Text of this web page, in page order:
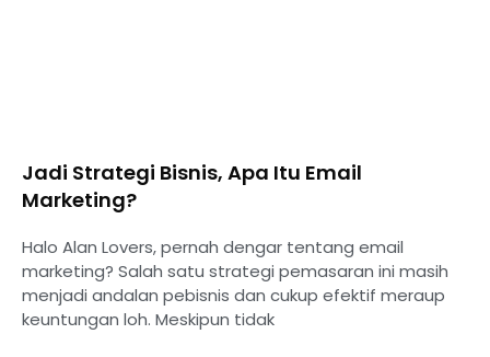
Jadi Strategi Bisnis, Apa Itu Email
Marketing?
Halo Alan Lovers, pernah dengar tentang email
marketing? Salah satu strategi pemasaran ini masih
menjadi andalan pebisnis dan cukup efektif meraup
keuntungan loh. Meskipun tidak